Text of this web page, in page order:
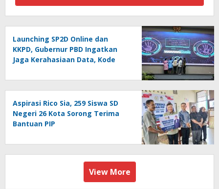
Launching SP2D Online dan
KKPD, Gubernur PBD Ingatkan
Jaga Kerahasiaan Data, Kode
Aspirasi Rico Sia, 259 Siswa SD
Negeri 26 Kota Sorong Terima
Bantuan PIP
View More